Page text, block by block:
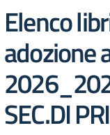
Elenco
adozione
SEC.DI